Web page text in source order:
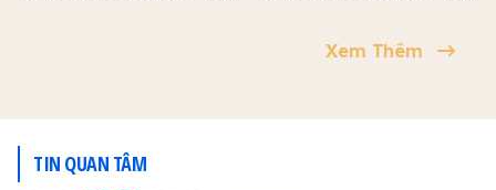
Cang.
Trưởng phòng Đào tạo
Xem Thêm
TIN QUAN TÂM